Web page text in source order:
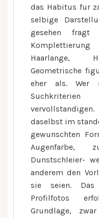
ion
ihr
das Habitus fur
selbige
gesehen fragt
Haarlange,
Geometrische
eher als. Wer
Suchkriterien
daselbst im
gewunschten
Augenfarbe,
Dunstschleier-
anderem den
sie seien. Das
Profilfotos
Grundlage,